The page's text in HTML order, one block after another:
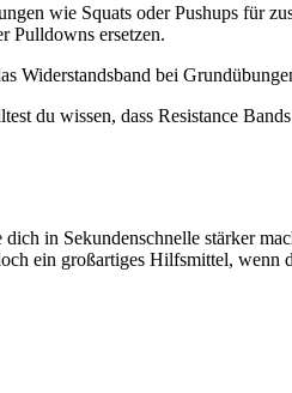
wie Squats oder Pushups für
Pulldowns ersetzen.
Widerstandsband bei
du wissen, dass Resistance
in Sekundenschnelle stärker
ein großartiges Hilfsmittel,